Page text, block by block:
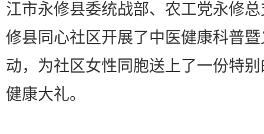
江市永修县委统战部、农工党永修
修县同心社区开展了中医健康科普
动，为社区女性同胞送上了一份特
健康大礼。